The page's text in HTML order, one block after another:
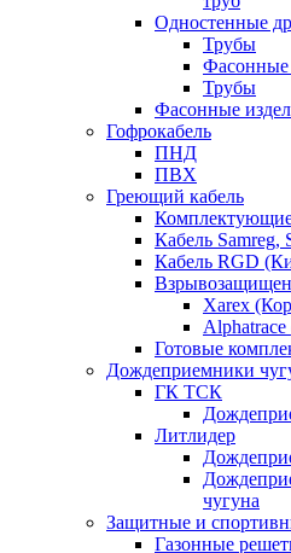
Одностенные
Трубы
Фасонные
Трубы
Фасонные
Гофрокабель
ПНД
ПВХ
Греющий кабель
Кабель Samreg,
Кабель RGD
Xarex
Готовые
Дождеприемники
ГК ТСК
Литлидер
чугуна
Защитные и
Газонные